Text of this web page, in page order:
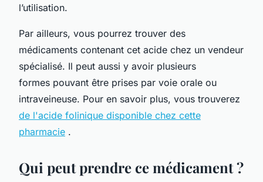
l’utilisation.
Par ailleurs, vous pourrez trouver des
médicaments contenant cet acide chez un vendeur
spécialisé. Il peut aussi y avoir plusieurs
formes pouvant être prises par voie orale ou
intraveineuse. Pour en savoir plus, vous trouverez
de l'acide folinique disponible chez cette
pharmacie .
Qui peut prendre ce médicament ?